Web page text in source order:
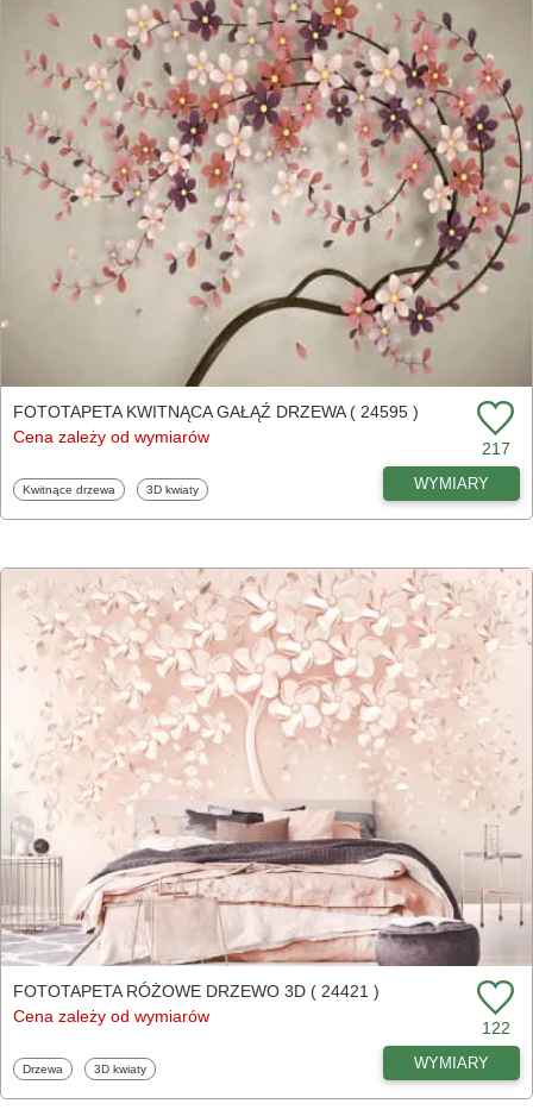
FOTOTAPETA KWITNĄCA GAŁĄŹ DRZEWA ( 24595 )
Cena zależy od wymiarów
217
Fototapety
Kwitnące drzewa Fototapety
3D kwiaty WYMIARY
FOTOTAPETA RÓŻOWE DRZEWO 3D ( 24421 )
Cena zależy od wymiarów
122
Fototapety
Drzewa Fototapety
3D kwiaty WYMIARY